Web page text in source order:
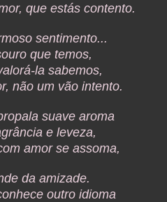
que estás contento.
sentimento...
que temos,
la sabemos,
não um vão intento.
suave aroma
e leveza,
amor se assoma,
da amizade.
outro idioma